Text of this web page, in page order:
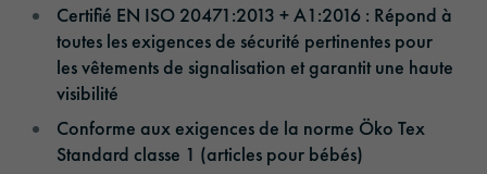
Certifié EN ISO 20471:2013 + A1:2016 : Répond à
toutes les exigences de sécurité pertinentes pour
les vêtements de signalisation et garantit une haute
visibilité
Conforme aux exigences de la norme Öko Tex
Standard classe 1 (articles pour bébés)